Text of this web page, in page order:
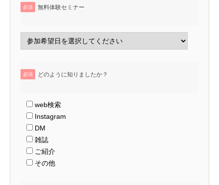
必須 無料体験セミナー
必須 どのように知りましたか？
web検索
Instagram
DM
雑誌
ご紹介
その他